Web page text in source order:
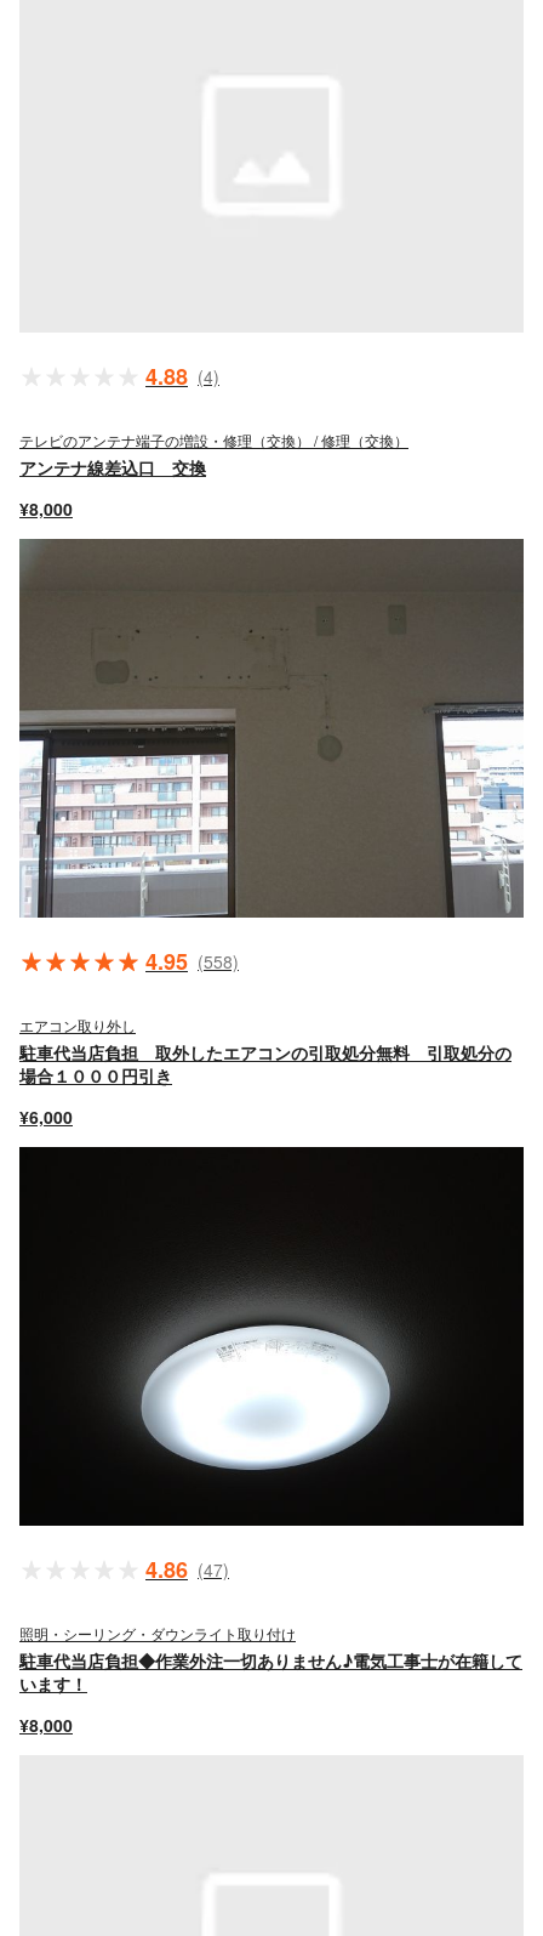
4.88 (4)
テレビのアンテナ端子の増設・修理（交換） / 修理（交換）
アンテナ線差込口 交換
¥8,000
4.95 (558)
エアコン取り外し
駐車代当店負担 取外したエアコンの引取処分無料 引取処分の
場合１０００円引き
¥6,000
4.86 (47)
照明・シーリング・ダウンライト取り付け
駐車代当店負担◆作業外注一切ありません♪電気工事士が在籍して
います！
¥8,000